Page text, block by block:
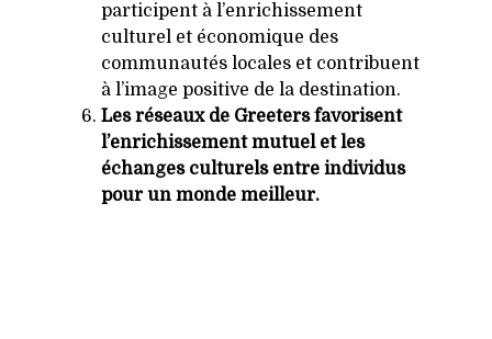
participent à l’enrichissement
culturel et économique des
communautés locales et contribuent
à l’image positive de la destination.
Les réseaux de Greeters favorisent
l’enrichissement mutuel et les
échanges culturels entre individus
pour un monde meilleur.